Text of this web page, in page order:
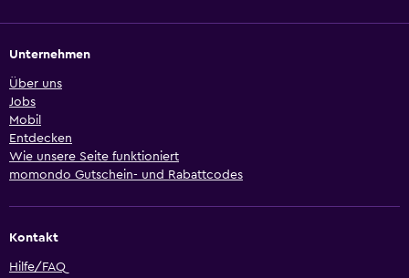
Unternehmen
Über uns
Jobs
Mobil
Entdecken
Wie unsere Seite funktioniert
momondo Gutschein- und Rabattcodes
Kontakt
Hilfe/FAQ